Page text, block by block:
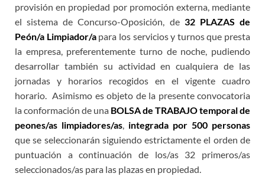
provisión en propiedad por promoción externa, mediante
el sistema de Concurso-Oposición, de 32 PLAZAS de
Peón/a Limpiador/apara los servicios y turnos que presta
la empresa, preferentemente turno de noche, pudiendo
desarrollar también su actividad en cualquiera de las
jornadas y horarios recogidos en el vigente cuadro
horario. Asimismo es objeto de la presente convocatoria
la conformación de una BOLSA de TRABAJO temporal de
peones/as limpiadores/as integrada por 500 personas
que se seleccionarán siguiendo estrictamente el orden de
puntuación a continuación de los/as 32 primeros/as
seleccionados/as para las plazas en propiedad.